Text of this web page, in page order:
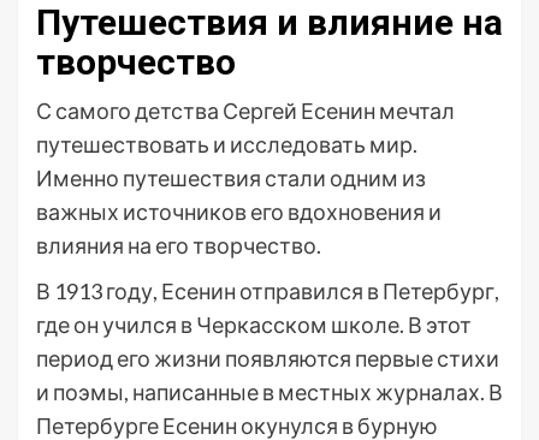
Путешествия и влияние на
творчество
С самого детства Сергей Есенин мечтал
путешествовать и исследовать мир.
Именно путешествия стали одним из
важных источников его вдохновения и
влияния на его творчество.
В 1913 году, Есенин отправился в Петербург,
где он учился в Черкасском школе. В этот
период его жизни появляются первые стихи
и поэмы, написанные в местных журналах. В
Петербурге Есенин окунулся в бурную